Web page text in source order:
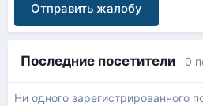
Отправить жалобу
Последние посетители 0
Ни одного зарегистрированного